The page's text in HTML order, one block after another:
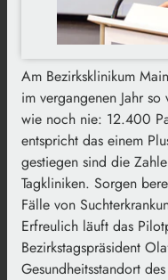
Am Bezirksklinikum
im vergangenen Jahr
wie noch nie: 12.400
entspricht das einem
gestiegen sind die
Tagkliniken. Sorgen
Fälle von
Erfreulich läuft das
Bezirkstagspräsident
Gesundheitsstandort